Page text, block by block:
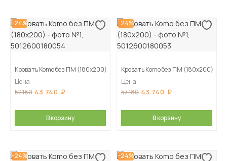
-24%
Кровать Komo без ПМ (180х200)
Цена
57 180 43 740
В корзину
-24%
Кровать Komo без ПМ (180х200)
Цена
57 180 43 740
В корзину
-24% -24%